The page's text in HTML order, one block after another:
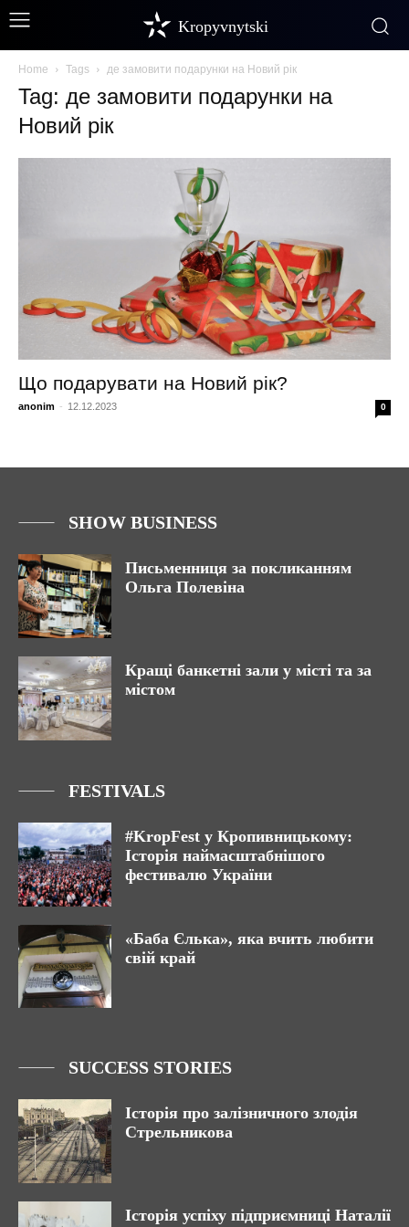
Kropyvnytski
Home Tags де замовити подарунки на Новий рік
Tag: де замовити подарунки на
Новий рік
Що подарувати на Новий рік?
anonim - 12.12.2023 0
SHOW BUSINESS
Письменниця за покликанням
Ольга Полевіна
Кращі банкетні зали у місті та за
містом
FESTIVALS
#KropFest у Кропивницькому:
Історія наймасштабнішого
фестивалю України
«Баба Єлька», яка вчить любити
свій край
SUCCESS STORIES
Історія про залізничного злодія
Стрельникова
Історія успіху підприємниці Наталії